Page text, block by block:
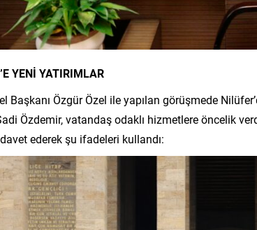
YENİ YATIRIMLAR
Başkanı Özgür Özel ile yapılan görüşmede
Özdemir, vatandaş odaklı hizmetlere öncelik
davet ederek şu ifadeleri kullandı: